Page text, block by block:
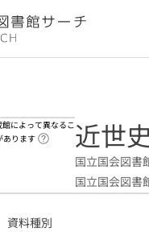
によって異なるこ
あります
ヘルプページへ
近世
国立国会図書
国立国会図書
資料種別